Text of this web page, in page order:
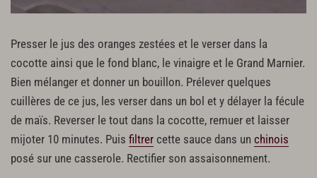
Presser le jus des oranges zestées et le verser dans la
cocotte ainsi que le fond blanc, le vinaigre et le Grand Marnier.
Bien mélanger et donner un bouillon. Prélever quelques
cuillères de ce jus, les verser dans un bol et y délayer la fécule
de maïs. Reverser le tout dans la cocotte, remuer et laisser
mijoter 10 minutes. Puis filtrer cette sauce dans un chinois
posé sur une casserole. Rectifier son assaisonnement.